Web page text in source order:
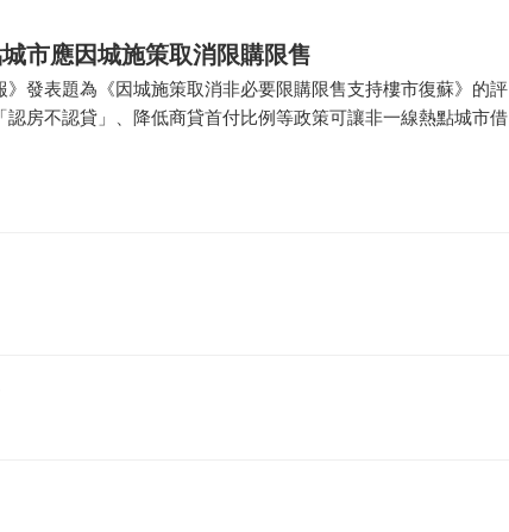
市應因城施策取消限購限售
》發表題為《因城施策取消非必要限購限售支持樓市復蘇》的評
認房不認貸」、降低商貸首付比例等政策可讓非一線熱點城市借